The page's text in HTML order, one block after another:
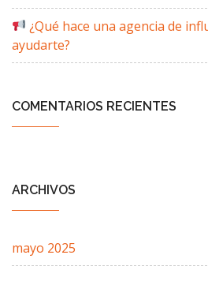
¿Qué hace una agencia de
ayudarte?
COMENTARIOS RECIENTES
ARCHIVOS
mayo 2025